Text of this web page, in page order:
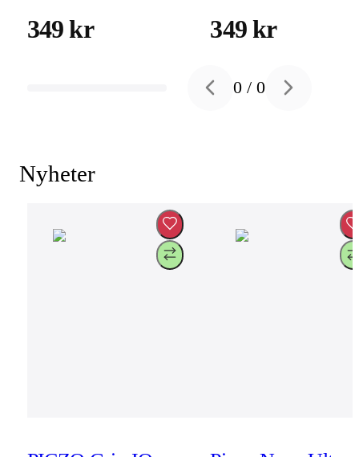
Mörkblå
349 kr
Mörkgrå
349 kr
Previous slide
0 /0 Next slide
Nyheter